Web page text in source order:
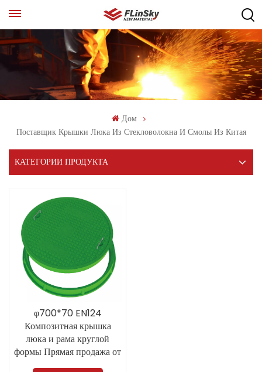
Дом
Поставщик Крышки Люка Из Стекловолокна И Смолы Из Китая
КАТЕГОРИИ ПРОДУКТА
φ700*70 EN124
Композитная крышка
люка и рама круглой
формы Прямая продажа от
производителя из Китая